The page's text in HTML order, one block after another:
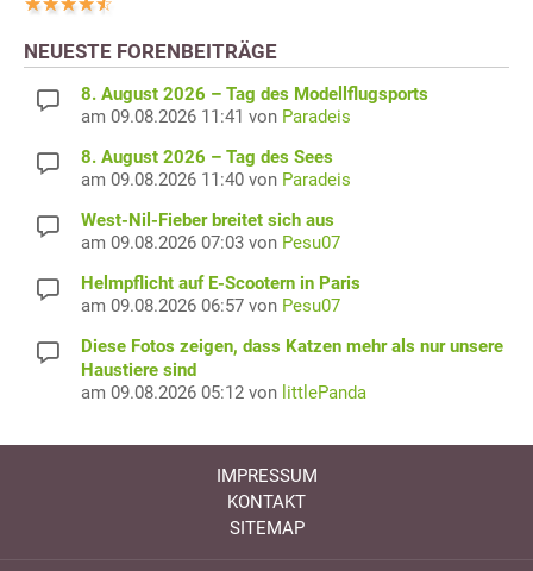
NEUESTE FORENBEITRÄGE
8. August 2026 – Tag des Modellflugsports
am 09.08.2026 11:41 von Paradeis
8. August 2026 – Tag des Sees
am 09.08.2026 11:40 von Paradeis
West-Nil-Fieber breitet sich aus
am 09.08.2026 07:03 von Pesu07
Helmpflicht auf E-Scootern in Paris
am 09.08.2026 06:57 von Pesu07
Diese Fotos zeigen, dass Katzen mehr als nur unsere
Haustiere sind
am 09.08.2026 05:12 von littlePanda
IMPRESSUM
KONTAKT
SITEMAP